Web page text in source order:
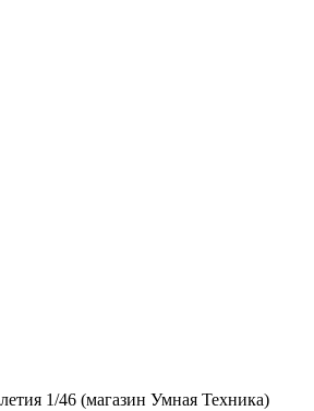
1/46 (магазин Умная Техника)